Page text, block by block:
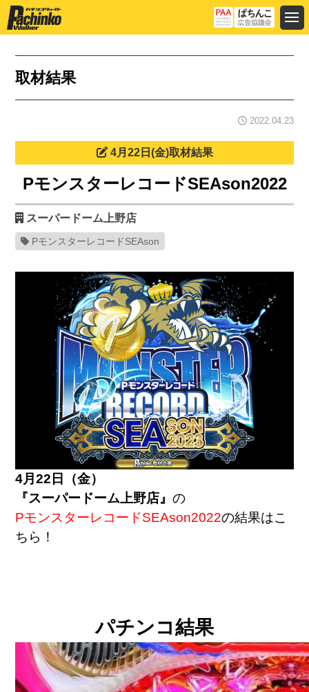
取材結果
2022.04.23
4月22日(金)取材結果
PモンスターレコードSEAson2022
スーパードーム上野店
PモンスターレコードSEAson
4月22日（金）
『スーパードーム上野店』の
PモンスターレコードSEAson2022の結果はこ
ちら！
パチンコ結果